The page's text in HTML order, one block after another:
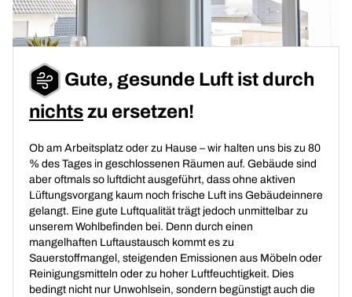
Gute, gesunde Luft ist durch
nichtszu ersetzen!
Ob am Arbeitsplatz oder zu Hause – wir halten uns bis zu 80
% des Tages in geschlossenen Räumen auf. Gebäude sind
aber oftmals so luftdicht ausgeführt, dass ohne aktiven
Lüftungsvorgang kaum noch frische Luft ins Gebäudeinnere
gelangt. Eine gute Luftqualität trägt jedoch unmittelbar zu
unserem Wohlbefinden bei. Denn durch einen
mangelhaften Luftaustausch kommt es zu
Sauerstoffmangel, steigenden Emissionen aus Möbeln oder
Reinigungsmitteln oder zu hoher Luftfeuchtigkeit. Dies
bedingt nicht nur Unwohlsein, sondern begünstigt auch die